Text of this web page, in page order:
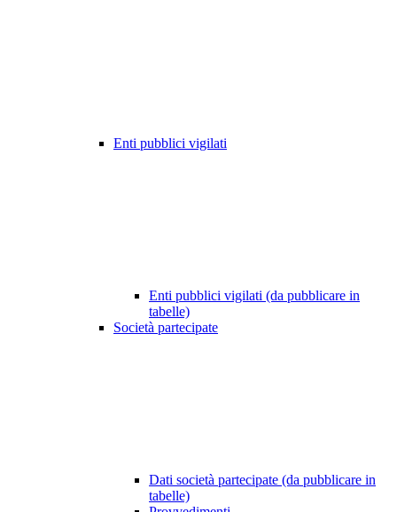
Enti pubblici vigilati
Enti pubblici vigilati (da pubblicare in
tabelle)
Società partecipate
Dati società partecipate (da pubblicare in
tabelle)